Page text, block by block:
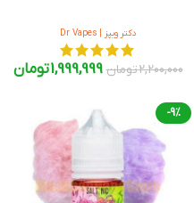
دکتر ویپز | Dr Vapes
2,200,000تومان 1,999,999تومان
-9%